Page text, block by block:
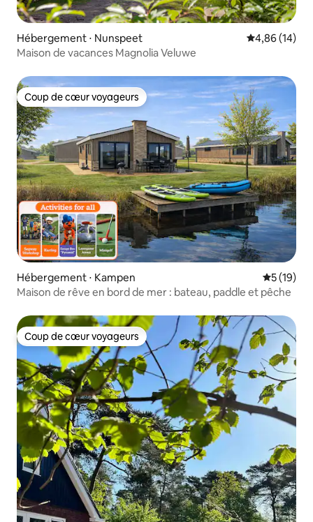
Hébergement ⋅ Nunspeet Évaluation
4,86 (14)
Maison de vacances Magnolia Veluwe
Coup de cœur voyageurs
Coup de cœur voyageurs
Hébergement ⋅ Kampen
5 (19)
Maison de rêve en bord de mer : bateau, paddle et pêche
Coup de cœur voyageurs
Coup de cœur voyageurs